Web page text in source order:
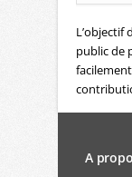
L’objectif
public de
A